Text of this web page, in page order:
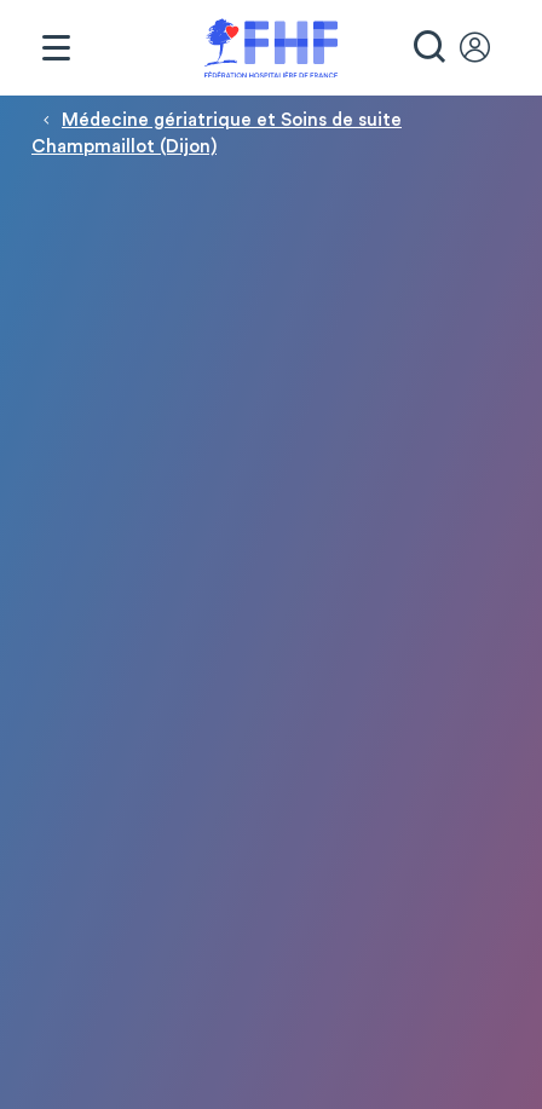
Fil d'Ariane
Médecine gériatrique et Soins de suite
Champmaillot (Dijon)
Panneau de gestion des cookies